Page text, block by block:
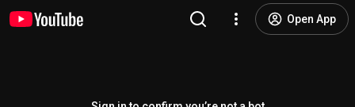
Open App